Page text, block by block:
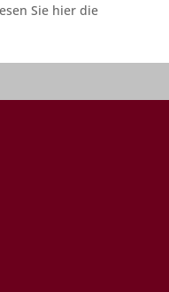
Sie hier die